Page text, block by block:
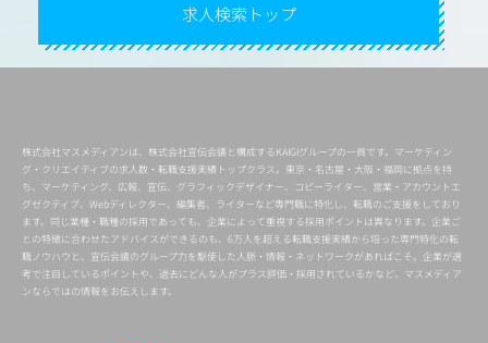
求人検索トップ
株式会社マスメディアンは、株式会社宣伝会議と構成するKAIGIグループの一員です。マーケティン
グ・クリエイティブの求人数・転職支援実績トップクラス。東京・名古屋・大阪・福岡に拠点を持
ち、マーケティング、広報、宣伝、グラフィックデザイナー、コピーライター、営業・アカウントエ
グゼクティブ、Webディレクター、編集者、ライターなど専門職に特化し、転職のご支援をしており
ます。同じ業種・職種の採用であっても、企業によって重視する採用ポイントは異なります。企業ご
との特徴に合わせたアドバイスができるのも、6万人を超える転職支援実績から培った専門特化の転
職ノウハウと、宣伝会議のグループ力を駆使した人脈・情報・ネットワークがあればこそ。企業が選
考で注目しているポイントや、過去にどんな人がプラス評価・採用されているかなど、マスメディア
ンならではの情報をお伝えします。